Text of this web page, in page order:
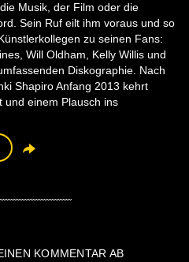
Musik, der Film oder die
Sein Ruf eilt ihm voraus und so
zu seinen Fans:
Will Oldham, Kelly Willis und
Diskographie. Nach
Shapiro Anfang 2013 kehrt
und einem Plausch ins
KOMMENTAR AB